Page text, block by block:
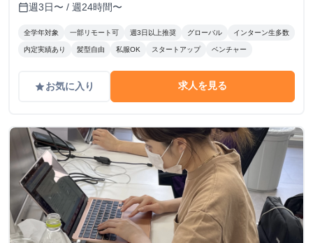
calendar_today週3日〜 / 週24時間〜
全学年対象 一部リモート可 週3日以上推奨 グローバル インターン生多数
内定実績あり 髪型自由 私服OK スタートアップ ベンチャー
gradeお気に入り 求人を見る